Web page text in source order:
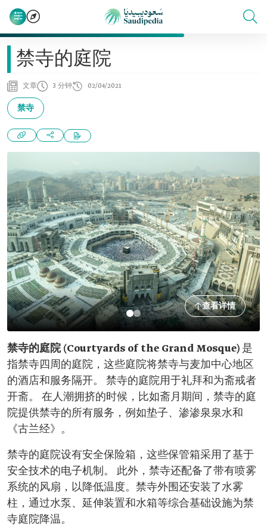
禁寺的庭院
文章 3 分钟 02/04/2021
禁寺
查看详情
禁寺的庭院 (Courtyards of the Grand Mosque) 是
指禁寺四周的庭院，这些庭院将禁寺与麦加中心地区
的酒店和服务隔开。 禁寺的庭院用于礼拜和为斋戒者
开斋。 在人潮拥挤的时候，比如斋月期间，禁寺的庭
院提供禁寺的所有服务，例如垫子、渗渗泉泉水和
《古兰经》。
禁寺的庭院设有安全保险箱，这些保管箱采用了基于
安全技术的电子机制。 此外，禁寺还配备了带有喷雾
系统的风扇，以降低温度。禁寺外围还安装了水雾
柱，通过水泵、延伸装置和水箱等综合基础设施为禁
寺庭院降温。